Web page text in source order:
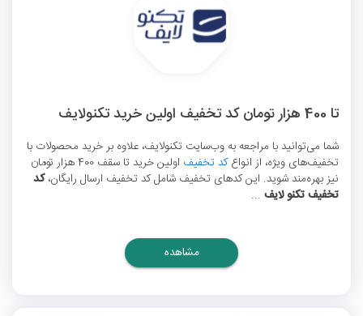
تا 400 هزار تومان کد تخفیف اولین خرید تکنولایف
شما می‌توانید با مراجعه به وب‌سایت تکنولایف، علاوه بر خرید محصولات با
تخفیف‌های ویژه، از انواعکد تخفیف
اولین خرید تا سقف 400 هزار تومان
نیز بهره‌مند شوید. این کدهای تخفیف شامل کد تخفیف ارسال رایگان،کد
تخفیف تکنو لایف ...
مشاهده